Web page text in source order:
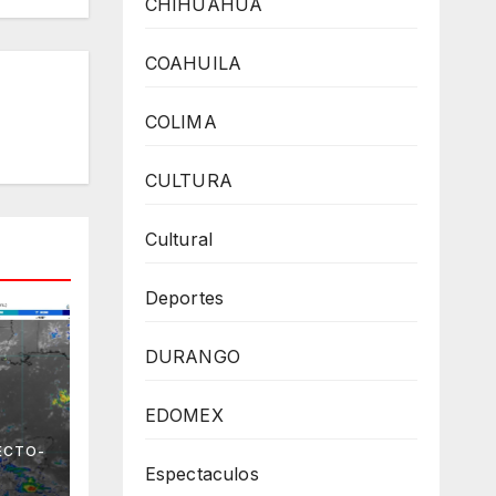
el
CHIHUAHUA
COAHUILA
COLIMA
CULTURA
Cultural
Deportes
DURANGO
EDOMEX
Espectaculos